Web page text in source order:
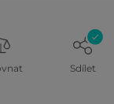
Sdílet